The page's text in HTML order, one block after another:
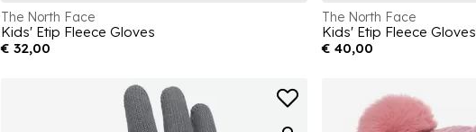
The North Face
Kids' Etip Fleece Gloves
€ 32,00
The North Face
Kids' Etip Fleece Gloves
€ 40,00